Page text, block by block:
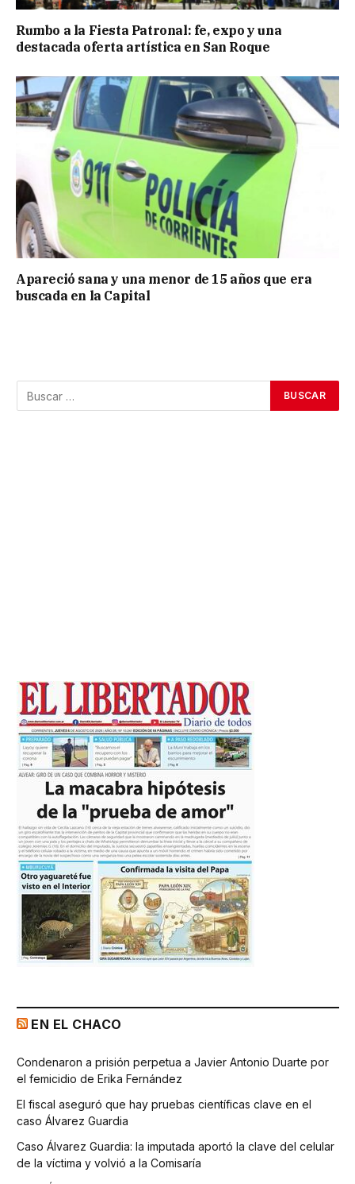
Rumbo a la Fiesta Patronal: fe, expo y una
destacada oferta artística en San Roque
Apareció sana y una menor de 15 años que era
buscada en la Capital
EN EL CHACO
Condenaron a prisión perpetua a Javier Antonio Duarte por
el femicidio de Erika Fernández
El fiscal aseguró que hay pruebas científicas clave en el
caso Álvarez Guardia
Caso Álvarez Guardia: la imputada aportó la clave del celular
de la víctima y volvió a la Comisaría